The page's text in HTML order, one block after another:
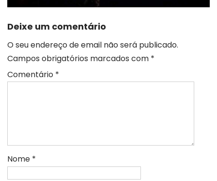
Deixe um comentário
O seu endereço de email não será publicado.
Campos obrigatórios marcados com *
Comentário *
Nome *